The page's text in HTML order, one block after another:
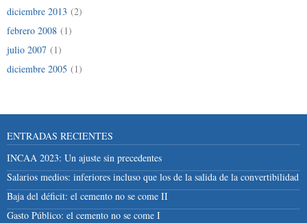
diciembre 2013 (2)
febrero 2008 (1)
julio 2007 (1)
diciembre 2005 (1)
ENTRADAS RECIENTES
INCAA 2023: Un ajuste sin precedentes
Salarios medios: inferiores incluso que los de la salida de la convertibilidad
Baja del déficit: el cemento no se come II
Gasto Público: el cemento no se come I